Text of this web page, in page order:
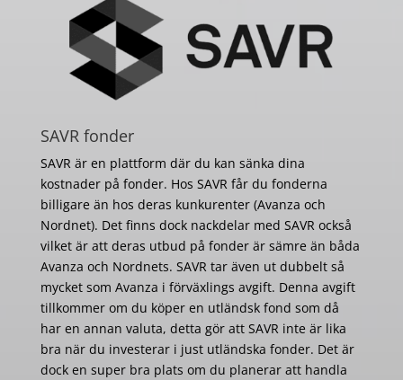
SAVR fonder
SAVR är en plattform där du kan sänka dina
kostnader på fonder. Hos SAVR får du fonderna
billigare än hos deras kunkurenter (Avanza och
Nordnet). Det finns dock nackdelar med SAVR också
vilket är att deras utbud på fonder är sämre än båda
Avanza och Nordnets. SAVR tar även ut dubbelt så
mycket som Avanza i förväxlings avgift. Denna avgift
tillkommer om du köper en utländsk fond som då
har en annan valuta, detta gör att SAVR inte är lika
bra när du investerar i just utländska fonder. Det är
dock en super bra plats om du planerar att handla